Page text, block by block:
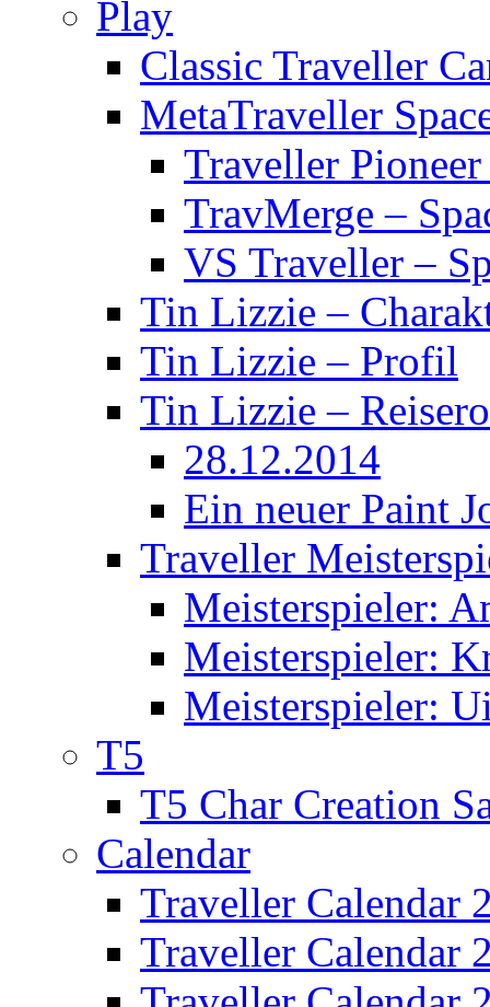
Play
Classic Traveller
MetaTraveller
Traveller
TravMerge –
VS Traveller –
Tin Lizzie –
Tin Lizzie – Profil
Tin Lizzie –
28.12.2014
Ein neuer Paint
Traveller
Meisterspieler:
Meisterspieler:
Meisterspieler:
T5
T5 Char Creation
Calendar
Traveller Calendar
Traveller Calendar